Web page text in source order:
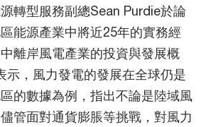
轉型服務副總Sean Purdie於論
能源產業中將近25年的實務經
離岸風電產業的投資與發展概
示，風力發電的發展在全球仍是
的數據為例，指出不論是陸域風
管面對通貨膨脹等挑戰，對風力